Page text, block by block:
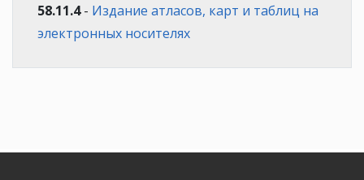
58.11.4- Издание атласов, карт и таблиц на
электронных носителях